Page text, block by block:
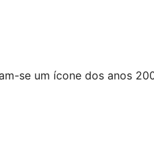
se um ícone dos anos